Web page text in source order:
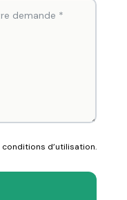
conditions d’utilisation.